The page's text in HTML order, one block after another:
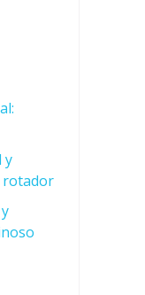
y
rotador